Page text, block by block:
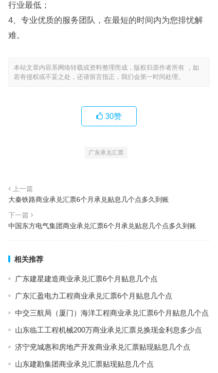
行业最低；
4、专业优质的服务团队，在最短的时间内为您排忧解
难。
本站文章内容系网络转载或资料整理而成，版权归原作者所有 ，如
若有侵权或不妥之处，还请留言指正，我们会第一时间处理。
30赞
广东承兑汇票
上一篇
大秦铁路商业承兑汇票6个月承兑贴息几个点多久到账
下一篇
中国东方电气集团商业承兑汇票6个月承兑贴息几个点多久到账
相关推荐
广东建星建造商业承兑汇票6个月贴息几个点
广东汇盈电力工程商业承兑汇票6个月贴息几个点
中交三航局（厦门）海洋工程商业承兑汇票6个月贴息几个点
山东临工工程机械200万商业承兑汇票兑换现金利息多少点
济宁兖城惠和房地产开发商业承兑汇票贴现贴息几个点
山东建勘集团商业承兑汇票贴现贴息几个点